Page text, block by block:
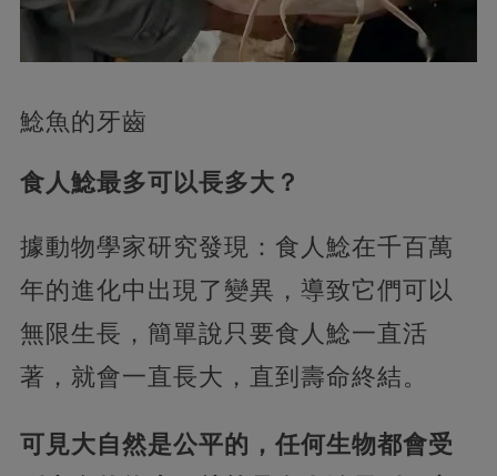
鯰魚的牙齒
食人鯰最多可以長多大？
據動物學家研究發現：食人鯰在千百萬
年的進化中出現了變異，導致它們可以
無限生長，簡單說只要食人鯰一直活
著，就會一直長大，直到壽命終結。
可見大自然是公平的，任何生物都會受